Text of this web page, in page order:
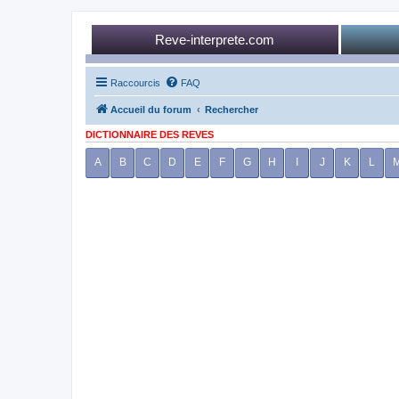
Reve-interprete.com
Raccourcis FAQ
Accueil du forum Rechercher
DICTIONNAIRE DES REVES
A B C D E F G H J K L M